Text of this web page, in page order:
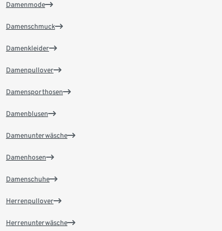
Damenmode
Damenschmuck
Damenkleider
Damenpullover
Damensporthosen
Damenblusen
Damenunterwäsche
Damenhosen
Damenschuhe
Herrenpullover
Herrenunterwäsche